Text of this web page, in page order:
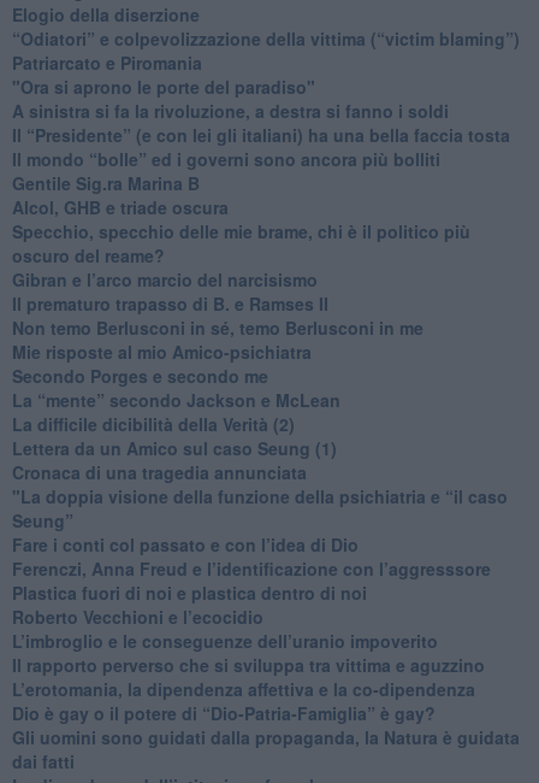
Elogio della diserzione
“Odiatori” e colpevolizzazione della vittima (“victim blaming”)
​Patriarcato e Piromania
"Ora si aprono le porte del paradiso"
​A sinistra si fa la rivoluzione, a destra si fanno i soldi
​Il “Presidente” (e con lei gli italiani) ha una bella faccia tosta
​Il mondo “bolle” ed i governi sono ancora più bolliti
​Gentile Sig.ra Marina B
​Alcol, GHB e triade oscura
​Specchio, specchio delle mie brame, chi è il politico più
oscuro del reame?
​Gibran e l’arco marcio del narcisismo
​Il prematuro trapasso di B. e Ramses II
​Non temo Berlusconi in sé, temo Berlusconi in me
​Mie risposte al mio Amico-psichiatra
​Secondo Porges e secondo me
​La “mente” secondo Jackson e McLean
La difficile dicibilità della Verità (2)
​Lettera da un Amico sul caso Seung (1)
​Cronaca di una tragedia annunciata
"​La doppia visione della funzione della psichiatria e “il caso
Seung”
​Fare i conti col passato e con l’idea di Dio
​Ferenczi, Anna Freud e l’identificazione con l’aggresssore
Plastica fuori di noi e plastica dentro di noi
​Roberto Vecchioni e l’ecocidio
​L’imbroglio e le conseguenze dell’uranio impoverito
​Il rapporto perverso che si sviluppa tra vittima e aguzzino
L’erotomania, la dipendenza affettiva e la co-dipendenza
​Dio è gay o il potere di “Dio-Patria-Famiglia” è gay?
​Gli uomini sono guidati dalla propaganda, la Natura è guidata
dai fatti